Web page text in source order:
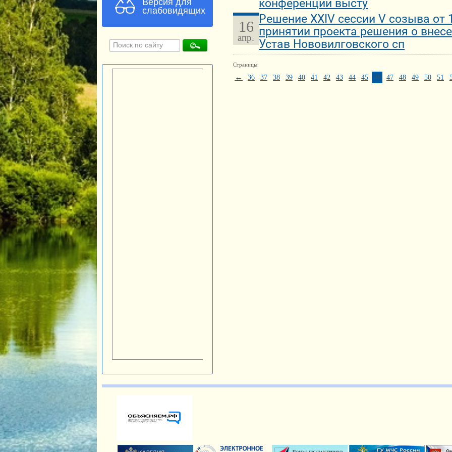
слабовидящих
конференции высту
16
апр.
Решение XXIV сессии V созыва от
принятии проекта решения о
Устав Нововилговского сп
Страницы:
← 36 37 38 39 40 41 42 43 44 45 46 47 48 49 50 51